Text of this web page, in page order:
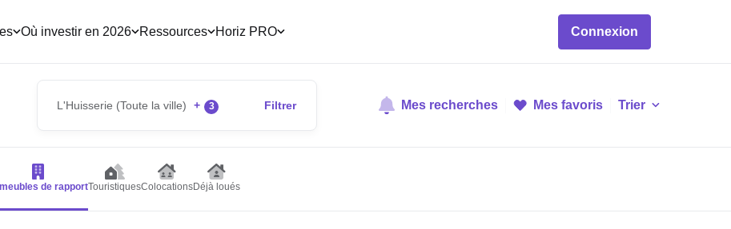
Où investir en 2026 Ressources Horiz PRO Connexion
L'Huisserie (Toute la ville) + 3 Filtrer Mes recherches Mes favoris Trier
de rapportTouristiquesColocationsDéjà loués